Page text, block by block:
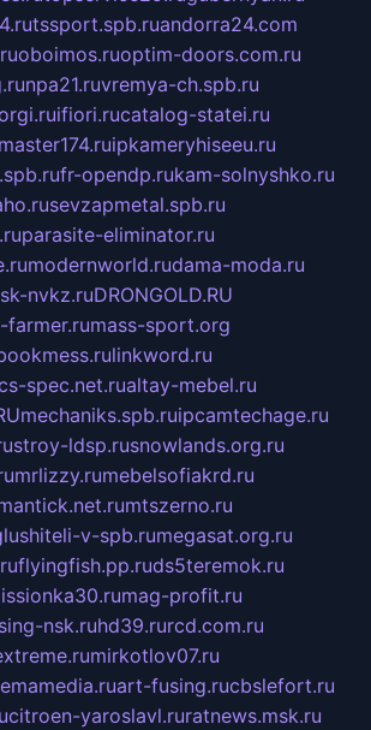
tssport.spb.ruandorra24.com
oboimos.ruoptim-doors.com.ru
npa21.ruvremya-ch.spb.ru
ifiori.rucatalog-statei.ru
ipkameryhiseeu.ru
fr-opendp.rukam-solnyshko.ru
sevzapmetal.spb.ru
parasite-eliminator.ru
modernworld.rudama-moda.ru
sk-nvkz.ruDRONGOLD.RU
farmer.rumass-sport.org
linkword.ru
spec.net.rualtay-mebel.ru
mechaniks.spb.ruipcamtechage.ru
stroy-ldsp.rusnowlands.org.ru
mrlizzy.rumebelsofiakrd.ru
mtszerno.ru
v-spb.rumegasat.org.ru
flyingfish.pp.ruds5teremok.ru
mag-profit.ru
nsk.ruhd39.rurcd.com.ru
mirkotlov07.ru
art-fusing.rucbslefort.ru
citroen-yaroslavl.ruratnews.msk.ru